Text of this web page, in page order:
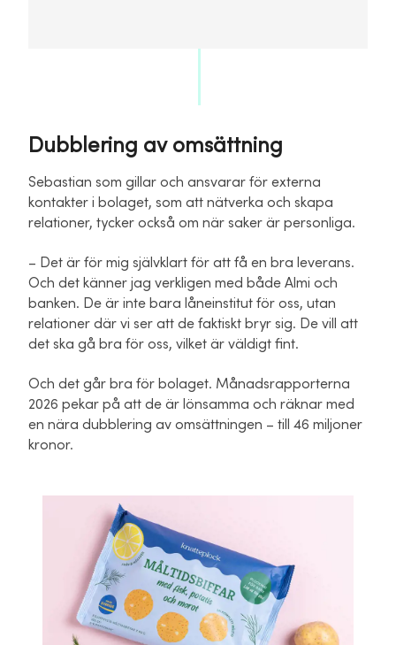
Dubblering av omsättning
Sebastian som gillar och ansvarar för externa
kontakter i bolaget, som att nätverka och skapa
relationer, tycker också om när saker är personliga.
– Det är för mig självklart för att få en bra leverans.
Och det känner jag verkligen med både Almi och
banken. De är inte bara låneinstitut för oss, utan
relationer där vi ser att de faktiskt bryr sig. De vill att
det ska gå bra för oss, vilket är väldigt fint.
Och det går bra för bolaget. Månadsrapporterna
2026 pekar på att de är lönsamma och räknar med
en nära dubblering av omsättningen – till 46 miljoner
kronor.